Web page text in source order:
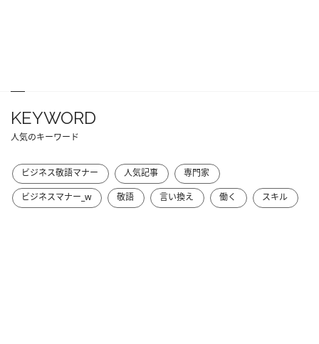
KEYWORD
人気のキーワード
ビジネス敬語マナー 人気記事
専門家
ビジネスマナー_w
敬語 言い換え 働く スキル